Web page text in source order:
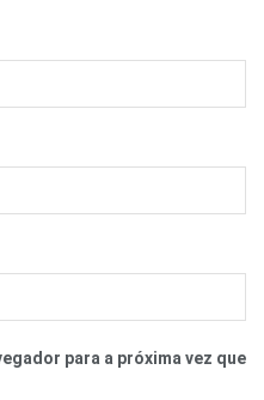
para a próxima vez que